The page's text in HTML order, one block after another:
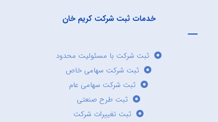
خدمات ثبت شرکت کریم خان
ثبت شرکت با مسئولیت محدود
ثبت شرکت سهامی خاص
ثبت شرکت سهامی عام
ثبت طرح صنعتی
ثبت تغییرات شرکت